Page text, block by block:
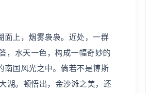
上，烟雾袅袅。近处，一群
，水天一色，构成一幅奇妙的
南国风光之中。倘若不是博斯
湖。顿悟出，金沙滩之美，还